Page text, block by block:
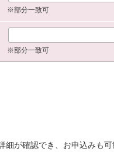
※部分一致可
※部分一致可
が確認でき、お申込みも可